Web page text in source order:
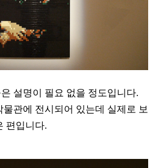
설명이 필요 없을 정도입니다.
관에 전시되어 있는데 실제로 보
편입니다.